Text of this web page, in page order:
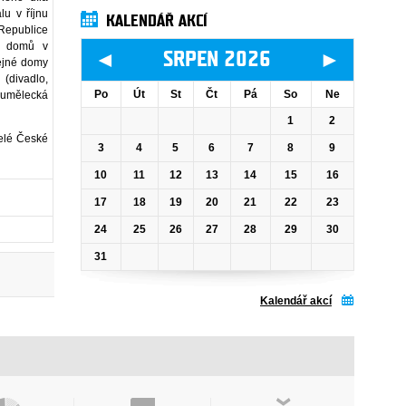
v říjnu
domů v
domy
České
KALENDÁŘ AKCÍ
◄ SRPEN 2026 ►
Po Út St Čt Pá So Ne
1 2
3 4 5 6 7 8 9
10 11 12 13 14 15 16
17 18 19 20 21 22 23
24 25 26 27 28 29 30
31
Kalendář akcí